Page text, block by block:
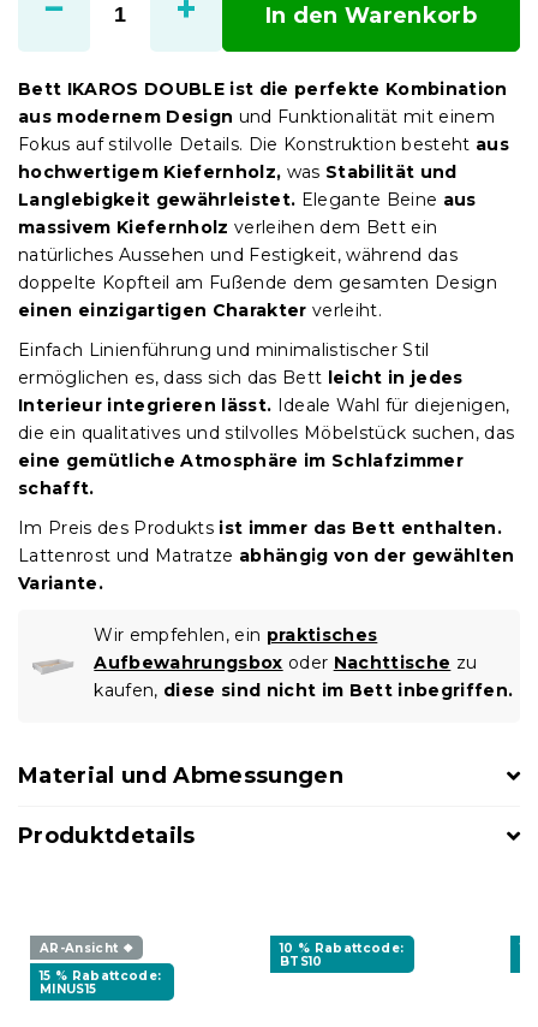
In den Warenkorb
Bett IKAROS DOUBLE ist die perfekte Kombination
aus modernem Design und Funktionalität mit einem
Fokus auf stilvolle Details. Die Konstruktion besteht aus
hochwertigem Kiefernholz, was Stabilität und
Langlebigkeit gewährleistet. Elegante Beine aus
massivem Kiefernholz verleihen dem Bett ein
natürliches Aussehen und Festigkeit, während das
doppelte Kopfteil am Fußende dem gesamten Design
einen einzigartigen Charakter verleiht.
Einfach Linienführung und minimalistischer Stil
ermöglichen es, dass sich das Bett leicht in jedes
Interieur integrieren lässt. Ideale Wahl für diejenigen,
die ein qualitatives und stilvolles Möbelstück suchen, das
eine gemütliche Atmosphäre im Schlafzimmer
schafft.
Im Preis des Produkts ist immer das Bett enthalten.
Lattenrost und Matratze abhängig von der gewählten
Variante.
Wir empfehlen, ein praktisches
Aufbewahrungsbox oder Nachttische zu
kaufen, diese sind nicht im Bett inbegriffen.
Material und Abmessungen
Produktdetails
AR-Ansicht ❖
15 % Rabattcode:
MINUS15
10 % Rabattcode:
BTS10